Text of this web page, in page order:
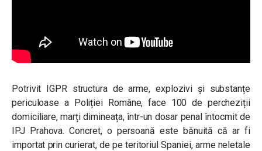
Potrivit IGPR structura de arme, explozivi și substanțe
periculoase a Poliției Române, face 100 de percheziții
domiciliare, marți dimineața, într-un dosar penal întocmit de
IPJ Prahova. Concret, o persoană este bănuită că ar fi
importat prin curierat, de pe teritoriul Spaniei, arme neletale